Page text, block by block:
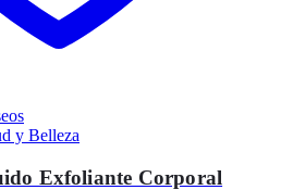
y Belleza
Exfoliante Corporal